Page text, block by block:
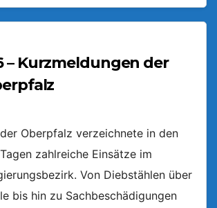
– Kurzmeldungen der
Oberpfalz verzeichnete in den
zahlreiche Einsätze im
Von Diebstählen über
bis hin zu Sachbeschädigungen